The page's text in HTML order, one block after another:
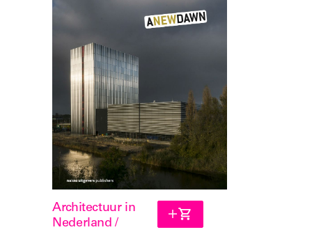
Architectuur in
Nederland /